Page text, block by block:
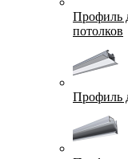
Профиль
потолков
Профиль